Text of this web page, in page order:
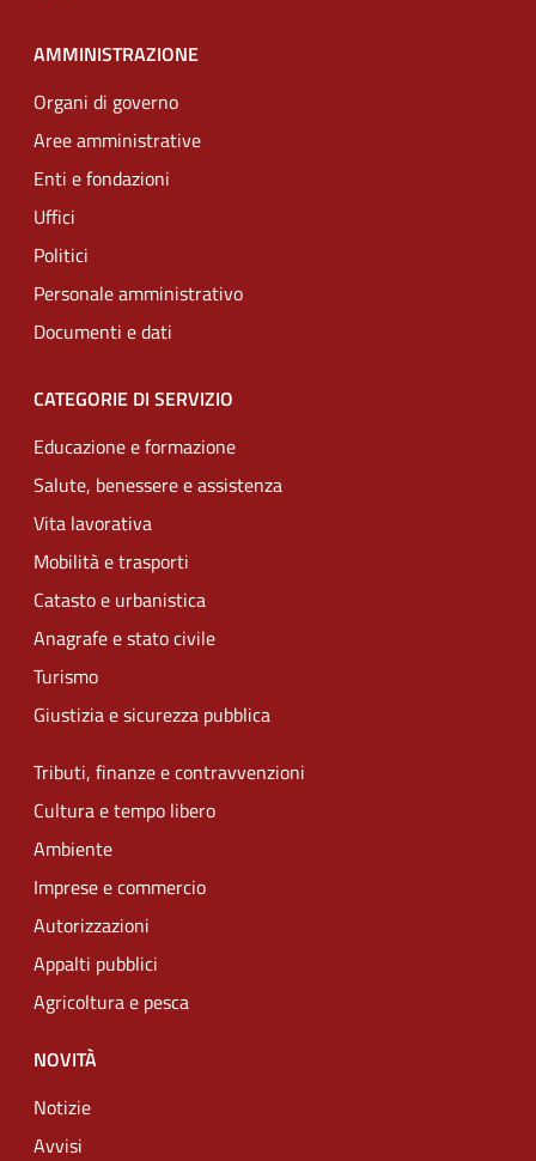
AMMINISTRAZIONE
Organi di governo
Aree amministrative
Enti e fondazioni
Uffici
Politici
Personale amministrativo
Documenti e dati
CATEGORIE DI SERVIZIO
Educazione e formazione
Salute, benessere e assistenza
Vita lavorativa
Mobilità e trasporti
Catasto e urbanistica
Anagrafe e stato civile
Turismo
Giustizia e sicurezza pubblica
Tributi, finanze e contravvenzioni
Cultura e tempo libero
Ambiente
Imprese e commercio
Autorizzazioni
Appalti pubblici
Agricoltura e pesca
NOVITÀ
Notizie
Avvisi